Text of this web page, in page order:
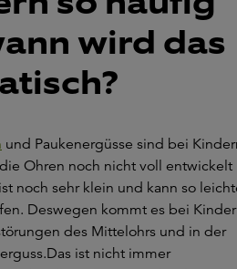
wird das
und Paukenergüsse sind bei
Ohren noch nicht voll entwickelt
noch sehr klein und kann so
Deswegen kommt es bei
des Mittelohrs und in der
ist nicht immer